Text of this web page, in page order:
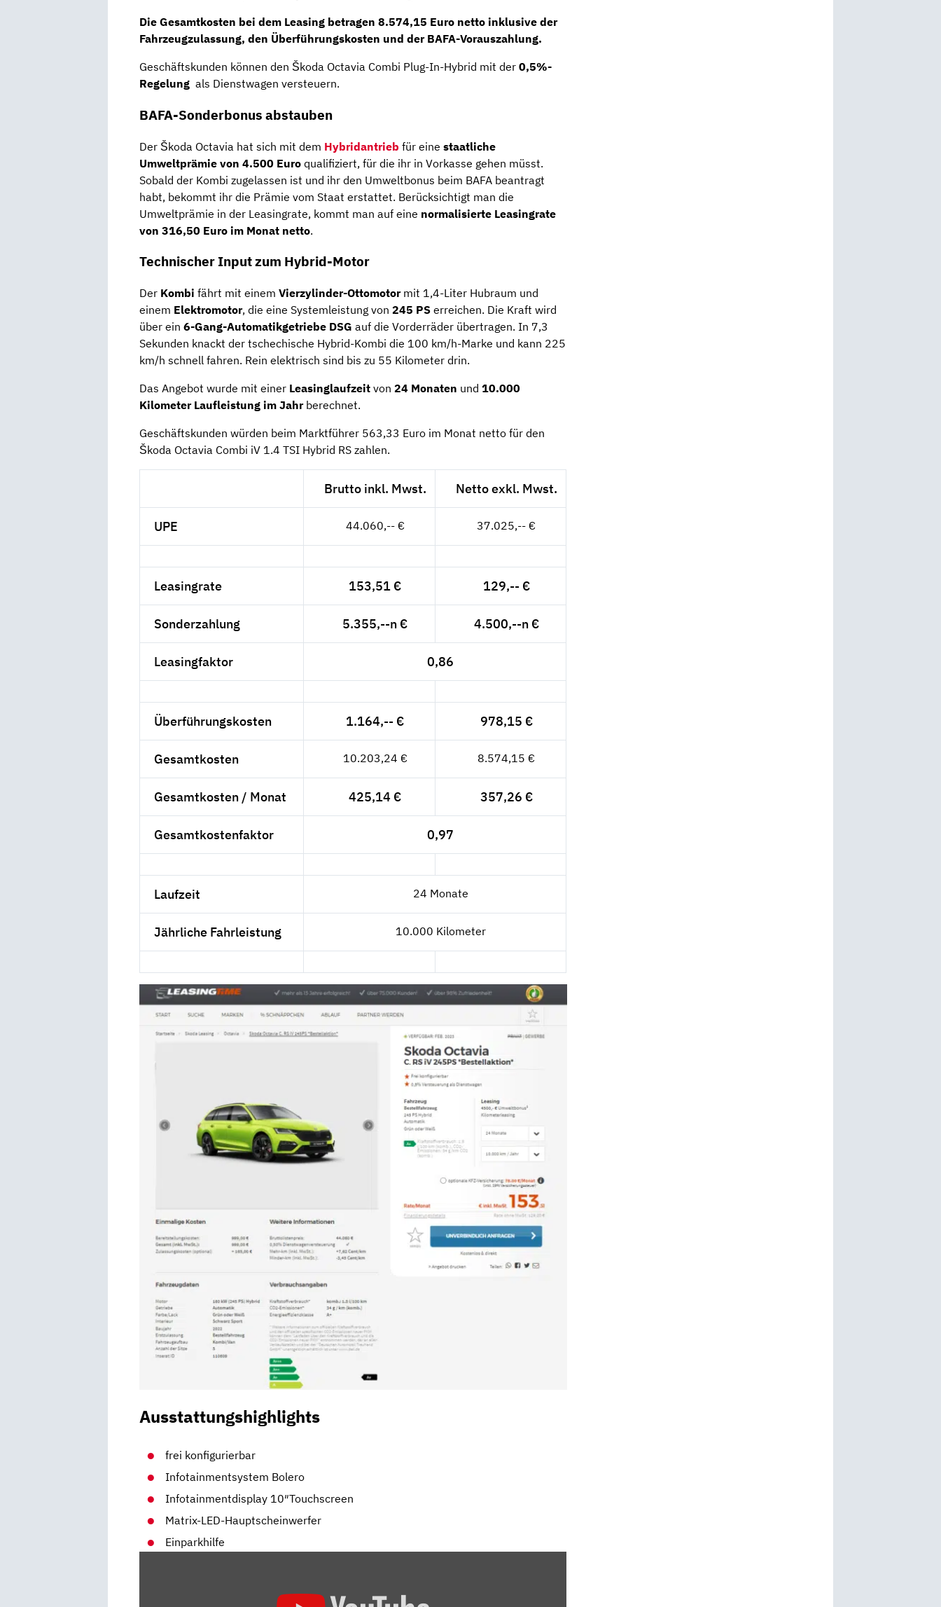
Die Gesamtkosten bei dem Leasing betragen 8.574,15 Euro netto inklusive der
Fahrzeugzulassung, den Überführungskosten und der BAFA-Vorauszahlung.
Geschäftskunden können den Škoda Octavia Combi Plug-In-Hybrid mit der 0,5%-
Regelung als Dienstwagen versteuern.
BAFA-Sonderbonus abstauben
Der Škoda Octavia hat sich mit dem Hybridantrieb für eine staatliche
Umweltprämie von 4.500 Euro qualifiziert, für die ihr in Vorkasse gehen müsst.
Sobald der Kombi zugelassen ist und ihr den Umweltbonus beim BAFA beantragt
habt, bekommt ihr die Prämie vom Staat erstattet. Berücksichtigt man die
Umweltprämie in der Leasingrate, kommt man auf eine normalisierte Leasingrate
von 316,50 Euro im Monat netto.
Technischer Input zum Hybrid-Motor
Der Kombi fährt mit einem Vierzylinder-Ottomotormit 1,4-Liter Hubraum und
einem Elektromotor, die eine Systemleistung von 245 PS erreichen. Die Kraft wird
über ein 6-Gang-Automatikgetriebe DSG auf die Vorderräder übertragen. In 7,3
Sekunden knackt der tschechische Hybrid-Kombi die 100 km/h-Marke und kann 225
km/h schnell fahren. Rein elektrisch sind bis zu 55 Kilometer drin.
Das Angebot wurde mit einer Leasinglaufzeit von 24 Monaten und 10.000
Kilometer Laufleistung im Jahrberechnet.
Geschäftskunden würden beim Marktführer 563,33 Euro im Monat netto für den
Škoda Octavia Combi iV 1.4 TSI Hybrid RS zahlen.
Brutto inkl. Mwst. Netto exkl. Mwst.
UPE 44.060,-- € 37.025,-- €
Leasingrate 153,51 € 129,-- €
Sonderzahlung 5.355,--n € 4.500,--n €
Leasingfaktor 0,86
Überführungskosten 1.164,-- € 978,15 €
Gesamtkosten 10.203,24 € 8.574,15 €
Gesamtkosten / Monat 425,14 € 357,26 €
Gesamtkostenfaktor 0,97
Laufzeit 24 Monate
Jährliche Fahrleistung 10.000 Kilometer
Ausstattungshighlights
frei konfigurierbar
Infotainmentsystem Bolero
Infotainmentdisplay 10″Touchscreen
Matrix-LED-Hauptscheinwerfer
Einparkhilfe